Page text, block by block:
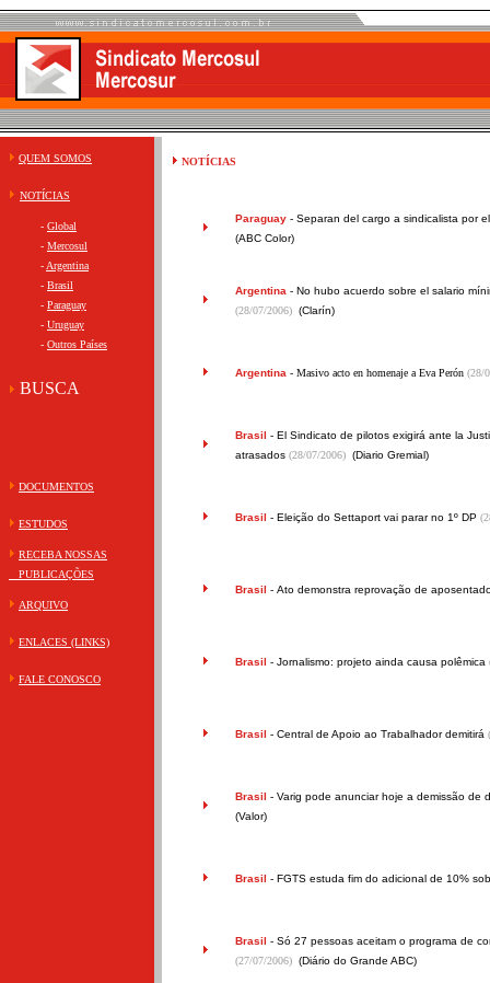
QUEM SOMOS
NOTÍCIAS
- Global
- Mercosul
- Argentina
- Brasil
- Paraguay
- Uruguay
- Outros Países
BUSCA
DOCUMENTOS
ESTUDOS
RECEBA NOSSAS
PUBLICAÇÕES
ARQUIVO
ENLACES (LINKS)
FALE CONOSCO
NOTÍCIAS
Paraguay- Separan del cargo a sindicalista por
(ABC Color)
Argentina - No hubo acuerdo sobre el salario
(28/07/2006) (Clarín)
Argentina - Masivo acto en homenaje a Eva Perón (28/
Brasil - El Sindicato de pilotos exigirá ante la
atrasados (28/07/2006) (Diario Gremial)
Brasil - Eleição do Settaport vai parar no 1º DP
Brasil - Ato demonstra reprovação de
Brasil - Jornalismo: projeto ainda causa polêmica
Brasil - Central de Apoio ao Trabalhador demitirá
Brasil - Varig pode anunciar hoje a demissão de
(Valor)
Brasil - FGTS estuda fim do adicional de 10%
Brasil - Só 27 pessoas aceitam o programa de
(27/07/2006) (Diário do Grande ABC)